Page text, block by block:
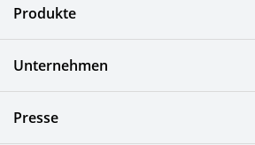
Optische Komponenten
Produkte
Unternehmen
Presse